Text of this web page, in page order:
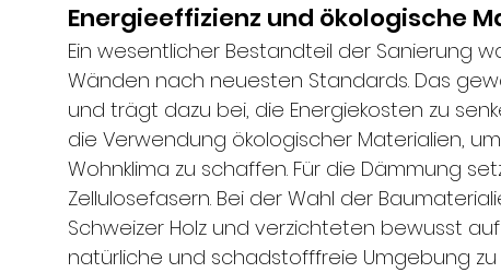
Energieeffizienz und ökologische
Ein wesentlicher Bestandteil der Sanierung
Wänden nach neuesten Standards. Das
und trägt dazu bei, die Energiekosten zu
die Verwendung ökologischer Materialien,
Wohnklima zu schaffen. Für die Dämmung
Zellulosefasern. Bei der Wahl der
Schweizer Holz und verzichteten bewusst
natürliche und schadstofffreie Umgebung